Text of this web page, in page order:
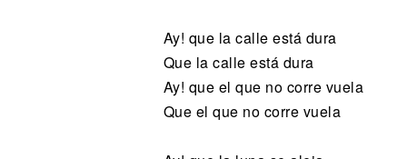
Ay! que la calle está dura
Que la calle está dura
Ay! que el que no corre vuela
Que el que no corre vuela